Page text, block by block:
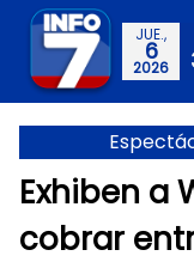
JUE.,
6
2026
Exhiben a
cobrar